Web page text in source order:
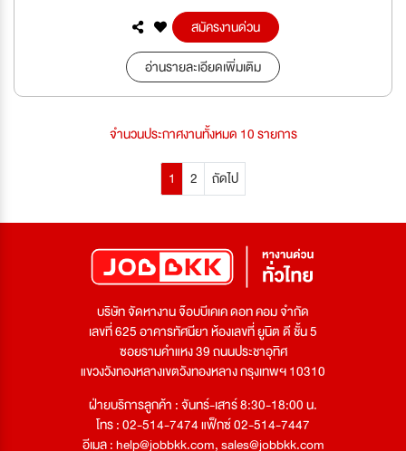
สมัครงานด่วน
อ่านรายละเอียดเพิ่มเติม
จำนวนประกาศงานทั้งหมด 10 รายการ
1 2 ถัดไป
บริษัท จัดหางาน จ๊อบบีเคเค ดอท คอม จำกัด
เลขที่ 625 อาคารทัศนียา ห้องเลขที่ ยูนิต ดี ชั้น 5
ซอยรามคำแหง 39 ถนนประชาอุทิศ
แขวงวังทองหลางเขตวังทองหลาง กรุงเทพฯ 10310
ฝ่ายบริการลูกค้า : จันทร์-เสาร์ 8:30-18:00 น.
โทร : 02-514-7474 แฟ็กซ์ 02-514-7447
อีเมล :help@jobbkk.com,sales@jobbkk.com